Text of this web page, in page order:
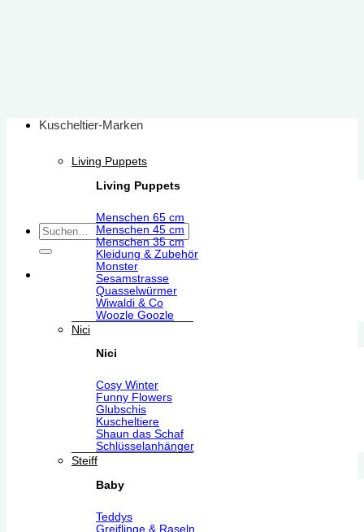
Suchen
nach:
Kuscheltier-Marken
Living Puppets
Living Puppets
Menschen 65 cm
Menschen 45 cm
Menschen 35 cm
Kleidung & Zubehör
Monster
Sesamstrasse
Quasselwürmer
Wiwaldi & Co
Woozle Goozle
Nici
Nici
Cosy Winter
Funny Flowers
Glubschis
Kuscheltiere
Shaun das Schaf
Schlüsselanhänger
Steiff
Baby
Teddys
Greiflinge & Raseln